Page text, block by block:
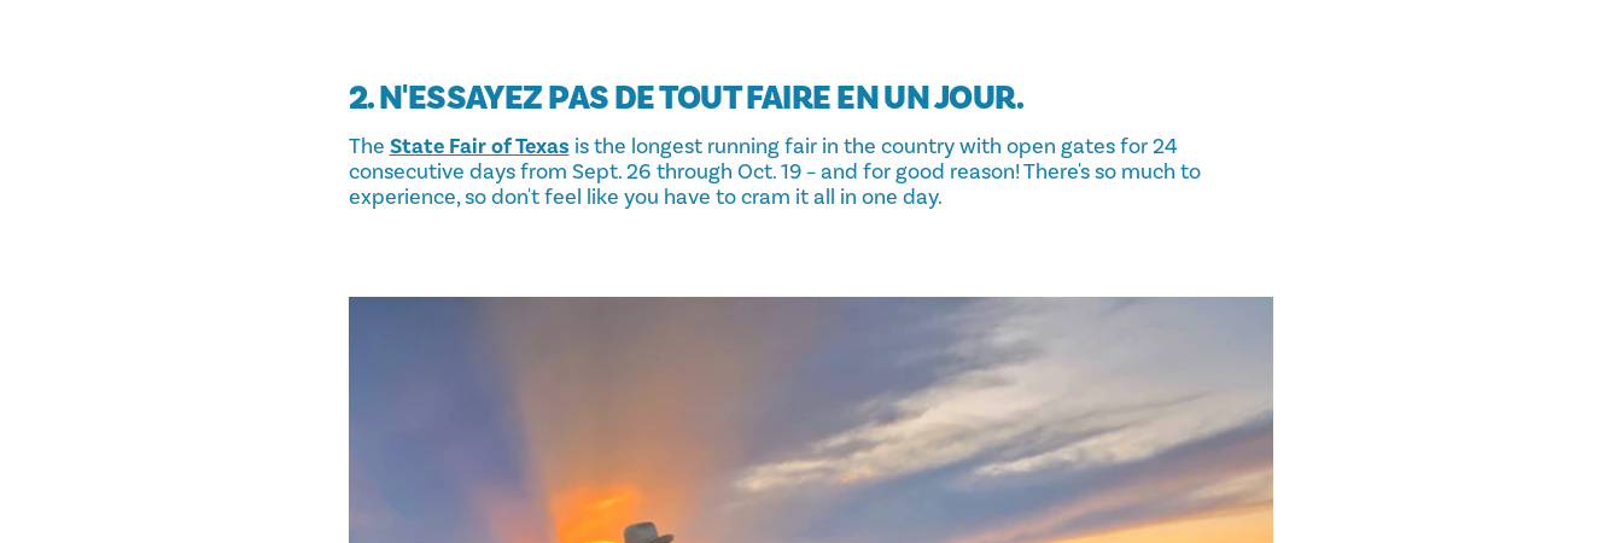
2. N'ESSAYEZ PAS DE TOUT FAIRE EN UN JOUR.
The State Fair of Texas is the longest running fair in the country with open gates for 24
consecutive days from Sept. 26 through Oct. 19 – and for good reason! There's so much to
experience, so don't feel like you have to cram it all in one day.